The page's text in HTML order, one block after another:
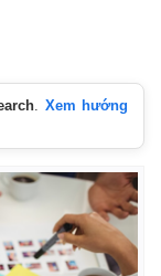
. Xem hướng